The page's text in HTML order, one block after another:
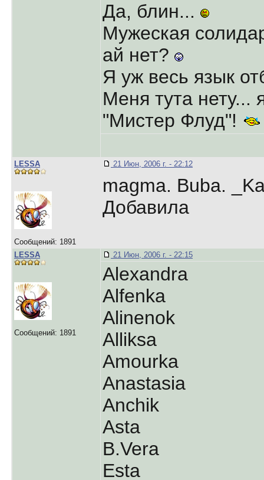
Да, блин...
Мужеская
ай нет?
Я уж весь язык
Меня тута нету...
"Мистер Флуд"!
LESSA
Сообщений: 1891
21 Июн, 2006 г. - 22:12
magma. Buba.
Добавила
LESSA
Сообщений: 1891
21 Июн, 2006 г. - 22:15
Alexandra
Alfenka
Alinenok
Alliksa
Amourka
Anastasia
Anchik
Asta
B.Vera
Esta